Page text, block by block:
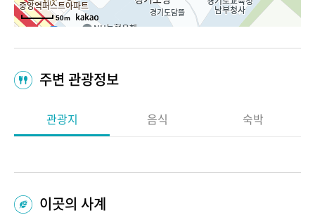
50m
주변 관광정보
관광지 음식 숙박
이곳의 사계